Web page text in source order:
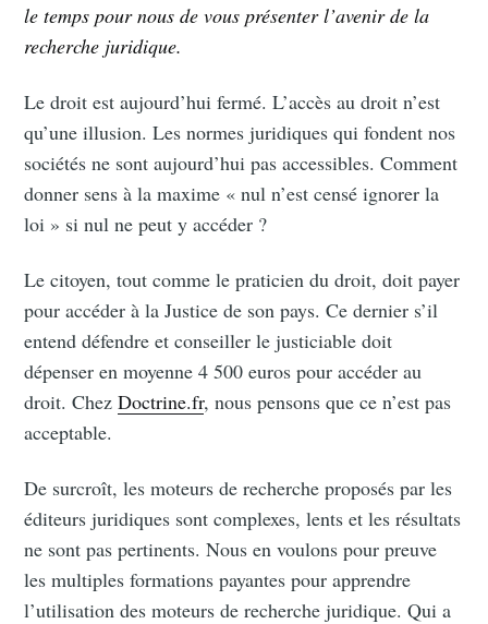
le temps pour nous de vous présenter l’avenir de la
recherche juridique.
Le droit est aujourd’hui fermé. L’accès au droit n’est
qu’une illusion. Les normes juridiques qui fondent nos
sociétés ne sont aujourd’hui pas accessibles. Comment
donner sens à la maxime « nul n’est censé ignorer la
loi » si nul ne peut y accéder ?
Le citoyen, tout comme le praticien du droit, doit payer
pour accéder à la Justice de son pays. Ce dernier s’il
entend défendre et conseiller le justiciable doit
dépenser en moyenne 4 500 euros pour accéder au
droit. ChezDoctrine.fr, nous pensons que ce n’est pas
acceptable.
De surcroît, les moteurs de recherche proposés par les
éditeurs juridiques sont complexes, lents et les résultats
ne sont pas pertinents. Nous en voulons pour preuve
les multiples formations payantes pour apprendre
l’utilisation des moteurs de recherche juridique. Qui a